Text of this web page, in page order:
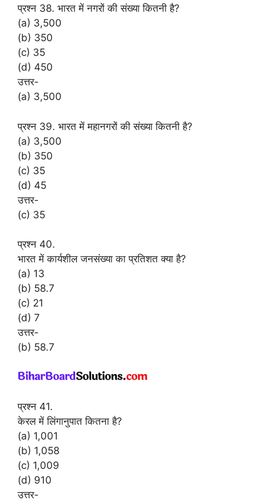
प्रश्न 38. भारत में नगरों की संख्या कितनी है?
(a) 3,500
(b) 350
(c) 35
(d) 450
उत्तर-
(a) 3,500
प्रश्न 39. भारत में महानगरों की संख्या कितनी है?
(a) 3,500
(b) 350
(c) 35
(d) 45
उत्तर-
(c) 35
प्रश्न 40.
भारत में कार्यशील जनसंख्या का प्रतिशत क्या है?
(a) 13
(b) 58.7
(c) 21
(d) 7
उत्तर-
(b) 58.7
प्रश्न 41.
केरल में लिंगानुपात कितना है?
(a) 1,001
(b) 1,058
(c) 1,009
(d) 910
उत्तर-